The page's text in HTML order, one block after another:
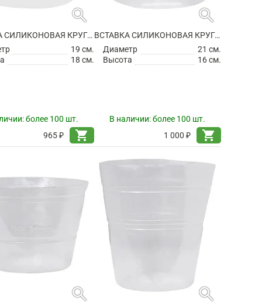
search
ВСТАВКА СИЛИКОНОВАЯ КРУГЛАЯ
19 см.
18 см.
более 100 шт.
965 ₽
shopping_cart
search
ВСТАВКА СИЛИКОНОВАЯ КРУГЛАЯ
Диаметр
21 см.
Высота
16 см.
В наличии:более 100 шт.
1 000 ₽
shopping_cart
search search